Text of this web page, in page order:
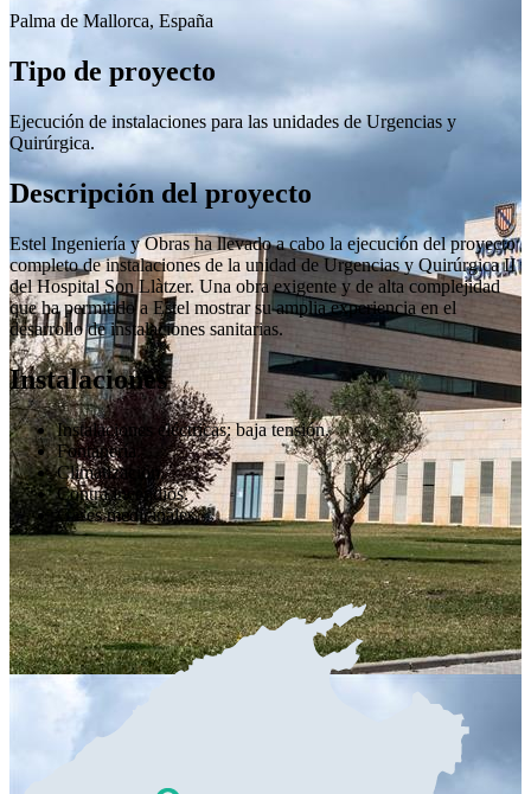
Palma de Mallorca, España
Tipo de proyecto
Ejecución de instalaciones para las unidades de Urgencias y
Quirúrgica.
Descripción del proyecto
Estel Ingeniería y Obras ha llevado a cabo la ejecución del proyecto
completo de instalaciones de la unidad de Urgencias y Quirúrgica II
del Hospital Son Llàtzer. Una obra exigente y de alta complejidad
que ha permitido a Estel mostrar su amplia experiencia en el
desarrollo de instalaciones sanitarias.
Instalaciones
Instalaciones eléctricas: baja tensión.
Fontanería.
Climatización.
Contra incendios.
Gases medicinales.